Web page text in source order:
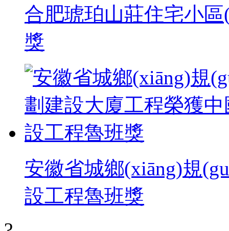
合肥琥珀山莊住宅小
獎
安徽省城鄉(xiāng)規
設工程魯班獎